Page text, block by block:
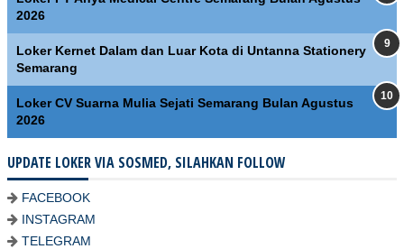
2026
Loker Kernet Dalam dan Luar Kota di Untanna Stationery
Semarang
Loker CV Suarna Mulia Sejati Semarang Bulan Agustus
2026
UPDATE LOKER VIA SOSMED, SILAHKAN FOLLOW
FACEBOOK
INSTAGRAM
TELEGRAM